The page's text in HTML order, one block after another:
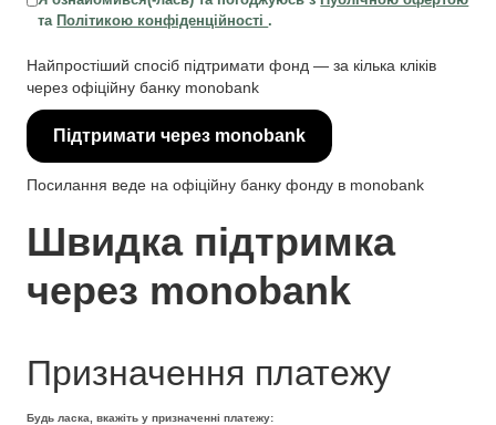
та Політикою конфіденційності .
Найпростіший спосіб підтримати фонд — за кілька кліків
через офіційну банку monobank
Підтримати через monobank
Посилання веде на офіційну банку фонду в monobank
Швидка підтримка
через monobank
Призначення платежу
Будь ласка, вкажіть у призначенні платежу: